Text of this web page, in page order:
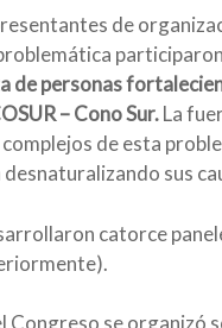
de
participaron
de personas
– Cono Sur.La
de esta
sus
catorce
Congreso se organizó